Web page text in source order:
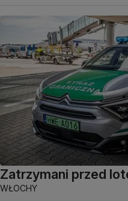
Zatrzymani przed
WŁOCHY